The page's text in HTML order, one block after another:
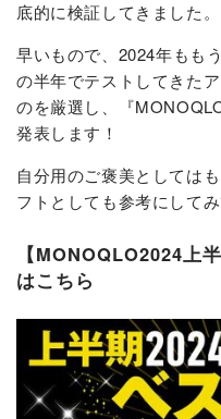
底的に検証してきました。
早いもので、2024年もも
の半年でテストしてきた
のを厳選し、『
発表します！
自分用のご褒美としては
フトとしても参考にしてみ
【MONOQLO2024上
はこちら